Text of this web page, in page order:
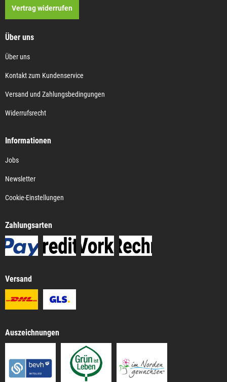
Vertrag widerrufen
Über uns
Über uns
Kontakt zum Kundenservice
Versand und Zahlungsbedingungen
Widerrufsrecht
Informationen
Jobs
Newsletter
Cookie-Einstellungen
Zahlungsarten
Versand
Auszeichnungen